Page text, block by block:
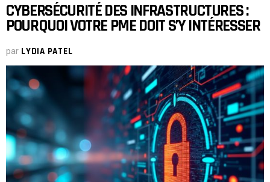
CYBERSÉCURITÉ DES INFRASTRUCTURES :
POURQUOI VOTRE PME DOIT S’Y INTÉRESSER
par LYDIA PATEL